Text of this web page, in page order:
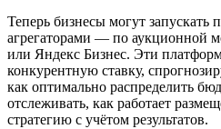
Теперь бизнесы могут запускать
агрегаторами — по аукционной
или Яндекс Бизнес. Эти
конкурентную ставку,
как оптимально распределить
отслеживать, как работает
стратегию с учётом результатов.